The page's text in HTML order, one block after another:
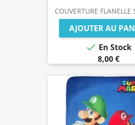
COUVERTURE FLANELLE
AJOUTER AU
 En Stock
8,00 €